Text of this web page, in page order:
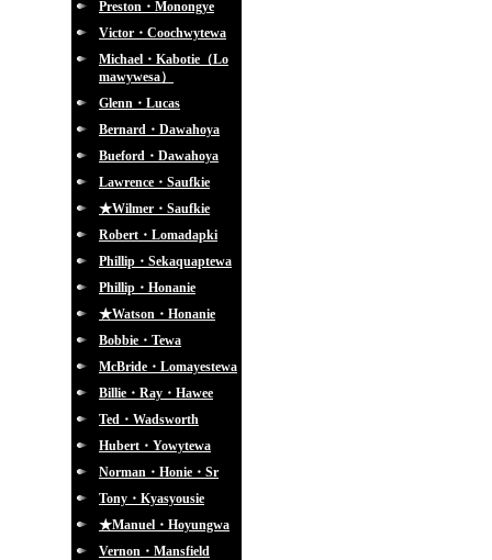
Preston・Monongye
Victor・Coochwytewa
Michael・Kabotie（Lo
mawywesa）
Glenn・Lucas
Bernard・Dawahoya
Bueford・Dawahoya
Lawrence・Saufkie
★Wilmer・Saufkie
Robert・Lomadapki
Phillip・Sekaquaptewa
Phillip・Honanie
★Watson・Honanie
Bobbie・Tewa
McBride・Lomayestewa
Billie・Ray・Hawee
Ted・Wadsworth
Hubert・Yowytewa
Norman・Honie・Sr
Tony・Kyasyousie
★Manuel・Hoyungwa
Vernon・Mansfield